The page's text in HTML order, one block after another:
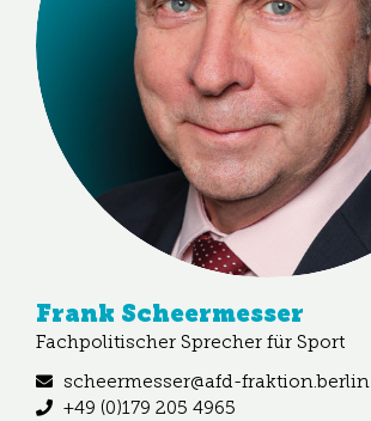
Frank Scheermesser
Fachpolitischer Sprecher für Sport
scheermesser@afd-fraktion.berlin
+49 (0)179 205 4965